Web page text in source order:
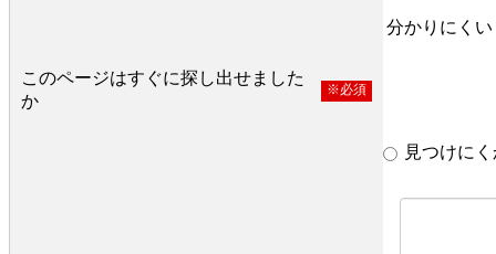
分かりにくい
このページはすぐに探し出せました
か
※必須
見つけに